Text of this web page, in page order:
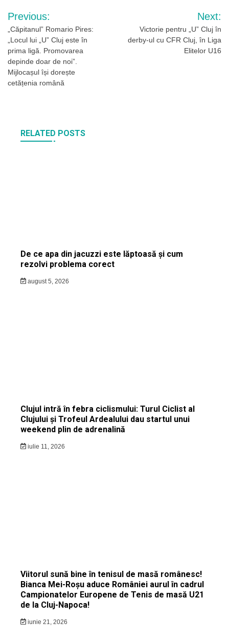
Navigare
în
articole
Previous:
„Căpitanul” Romario Pires:
„Locul lui „U” Cluj este în
prima ligă. Promovarea
depinde doar de noi”.
Mijlocașul își dorește
cetățenia română
Next:
Victorie pentru „U” Cluj în
derby-ul cu CFR Cluj, în Liga
Elitelor U16
RELATED POSTS
De ce apa din jacuzzi este lăptoasă și cum
rezolvi problema corect
august 5, 2026
Clujul intră în febra ciclismului: Turul Ciclist al
Clujului și Trofeul Ardealului dau startul unui
weekend plin de adrenalină
iulie 11, 2026
Viitorul sună bine în tenisul de masă românesc!
Bianca Mei-Roșu aduce României aurul în cadrul
Campionatelor Europene de Tenis de masă U21
de la Cluj-Napoca!
iunie 21, 2026